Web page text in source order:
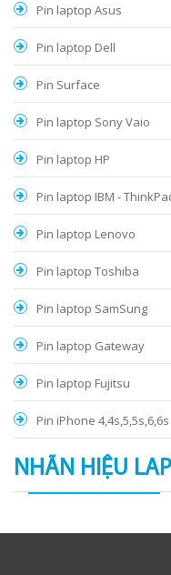
Pin laptop Asus
Pin laptop Dell
Pin Surface
Pin laptop Sony Vaio
Pin laptop HP
Pin laptop IBM -
Pin laptop Lenovo
Pin laptop Toshiba
Pin laptop SamSung
Pin laptop Gateway
Pin laptop Fujitsu
Pin iPhone 4,4s,5,5s,6,6s
NHÃN HIỆU